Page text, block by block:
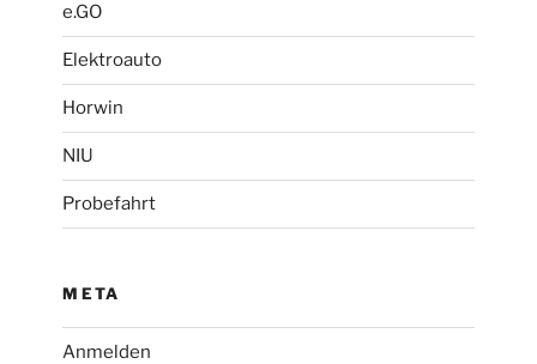
e.GO
Elektroauto
Horwin
NIU
Probefahrt
META
Anmelden